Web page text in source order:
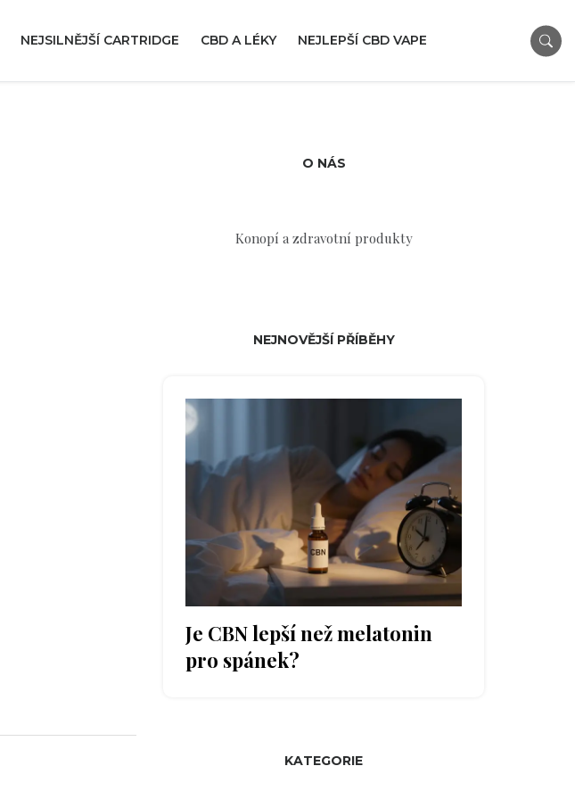
NEJSILNĚJŠÍ CARTRIDGE CBD A LÉKY NEJLEPŠÍ CBD VAPE
O NÁS
Konopí a zdravotní produkty
NEJNOVĚJŠÍ PŘÍBĚHY
Je CBN lepší než melatonin
pro spánek?
KATEGORIE